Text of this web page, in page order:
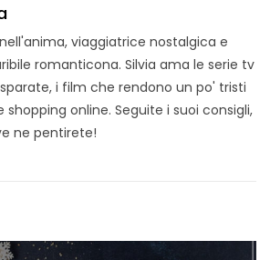
viaggiatrice nostalgica e
romanticona. Silvia ama le serie tv
i film che rendono un po' tristi
shopping online. Seguite i suoi consigli,
ne pentirete!